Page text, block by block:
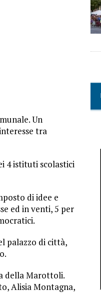
Un
tra
4 istituti scolastici
di idee e
ed in venti, 5 per
palazzo di città,
della Marottoli.
Alisia Montagna,